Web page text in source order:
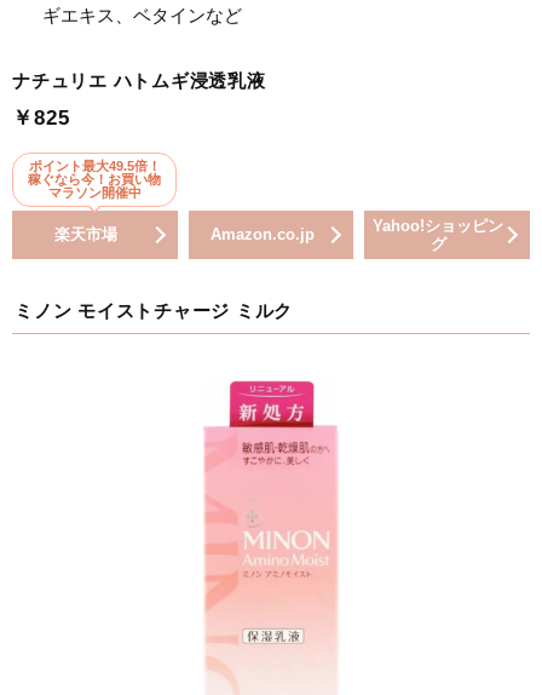
ギエキス、ベタインなど
ナチュリエ ハトムギ浸透乳液
￥825
ポイント最大49.5倍！
稼ぐなら今！お買い物
マラソン開催中
楽天市場 Amazon.co.jp
Yahoo!ショッピン
グ
ミノン モイストチャージ ミルク